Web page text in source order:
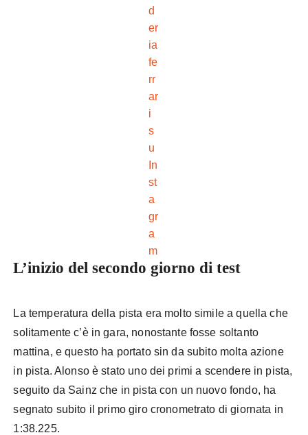
d
er
ia
fe
rr
ar
i
s
u
In
st
a
gr
a
m
L’inizio del secondo giorno di test
La temperatura della pista era molto simile a quella che
solitamente c’è in gara, nonostante fosse soltanto
mattina, e questo ha portato sin da subito molta azione
in pista. Alonso è stato uno dei primi a scendere in pista,
seguito da Sainz che in pista con un nuovo fondo, ha
segnato subito il primo giro cronometrato di giornata in
1:38.225.